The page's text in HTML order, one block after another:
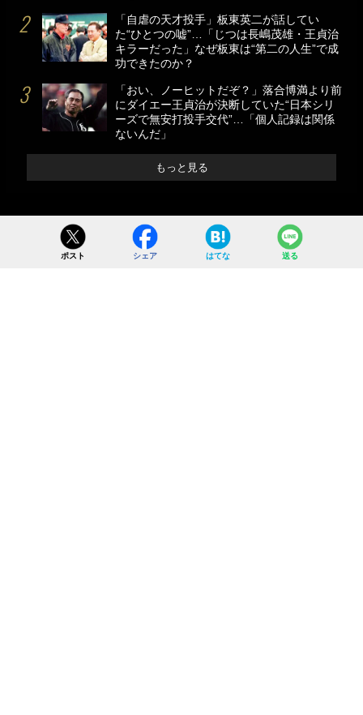
「自虐の天才投手」板東英二が話してい
た“ひとつの嘘”…「じつは長嶋茂雄・王貞治
キラーだった」なぜ板東は“第二の人生”で成
功できたのか？
「おい、ノーヒットだぞ？」落合博満より前
にダイエー王貞治が決断していた“日本シリ
ーズで無安打投手交代”…「個人記録は関係
ないんだ」
もっと見る
ポスト シェア はてな 送る